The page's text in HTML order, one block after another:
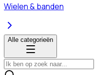
Wielen & banden
Alle categorieën